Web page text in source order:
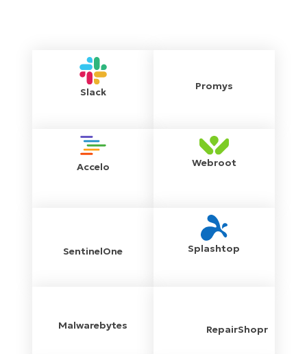
Slack Promys
Accelo Webroot
SentinelOne Splashtop
Malwarebytes RepairShopr